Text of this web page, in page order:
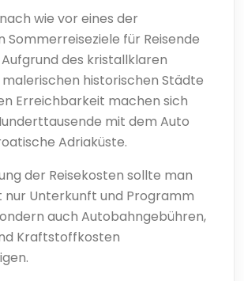
wie vor eines der
Sommerreiseziele für Reisende
des kristallklaren
malerischen historischen Städte
Erreichbarkeit machen sich
mit dem Auto
Adriaküste.
der Reisekosten sollte man
nur Unterkunft und Programm
auch Autobahngebühren,
Kraftstoffkosten